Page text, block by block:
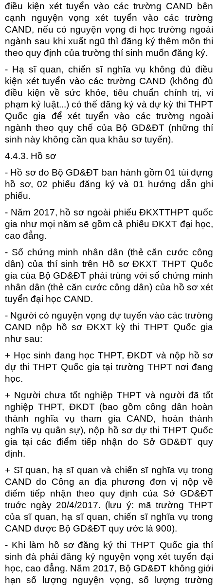
điều kiện xét tuyển vào các trường CAND bên
cạnh nguyện vọng xét tuyển vào các trường
CAND, nếu có nguyện vọng đi học trường ngoài
ngành sau khi xuất ngũ thì đãng ký thêm môn thi
theo quy định của trường thí sinh muốn đăng ký.
- Hạ sĩ quan, chiến sĩ nghĩa vụ không đủ điều
kiện xét tuyển vào các trường CAND (không đủ
điều kiện về sức khỏe, tiêu chuẩn chính trị, vi
phạm kỷ luật...) có thể đăng ký và dự kỳ thi THPT
Quốc gia để xét tuyển vào các trường ngoài
ngành theo quy chế của Bộ GD&ĐT (những thí
sinh này không cần qua khâu sơ tuyển).
4.4.3. Hồ sơ
- Hồ sơ đo Bộ GD&ĐT ban hành gồm 01 túi đựng
hồ sơ, 02 phiếu đăng ký và 01 hướng dẫn ghi
phiếu.
- Năm 2017, hồ sơ ngoài phiếu ĐKXTTHPT quốc
gia như mọi năm sẽ gồm cả phiếu ĐKXT đại học,
cao đẳng.
- Số chứng minh nhân dân (thẻ căn cước công
dân) của thí sinh trên Hồ sơ ĐKXT THPT Quốc
gia cùa Bộ GD&ĐT phải trùng với số chứng minh
nhân dân (thẻ căn cước công dân) của hồ sơ xét
tuyển đại học CAND.
- Người có nguyện vọng dự tuyển vào các trường
CAND nộp hồ sơ ĐKXT kỳ thi THPT Quốc gia
như sau:
+ Học sinh đang học THPT, ĐKDT và nộp hồ sơ
dự thi THPT Quốc gia tại trường THPT nơi đang
học.
+ Người chưa tốt nghiệp THPT và người đã tốt
nghiệp THPT, ĐKDT (bao gồm công dân hoàn
thành nghĩa vụ tham gia CAND, hoàn thành
nghĩa vụ quân sự), nộp hồ sơ dự thi THPT Quốc
gia tại các điểm tiếp nhận do Sở GD&ĐT quy
định.
+ Sĩ quan, hạ sĩ quan và chiến sĩ nghĩa vụ trong
CAND do Công an địa phương đơn vị nộp về
điểm tiếp nhận theo quy định của Sở GD&ĐT
truớc ngày 20/4/2017. (lưu ý: mã trường THPT
của sĩ quan, hạ sĩ quan, chiến sĩ nghĩa vụ trong
CAND được Bộ GD&ĐT quy ước là 900).
- Khi làm hồ sơ đăng ký thi THPT Quốc gia thí
sinh đà phải đăng ký nguyện vọng xét tuyển đại
học, cao đẳng. Năm 2017, Bộ GD&ĐT không giới
hạn số lượng nguyện vọng, số lượng trường